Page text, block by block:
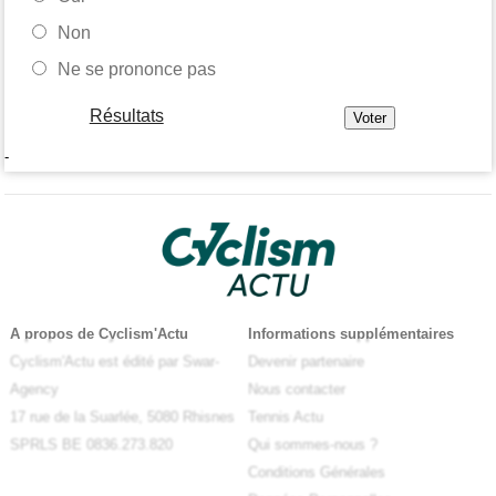
Non
Ne se prononce pas
Résultats
-
A propos de Cyclism'Actu
Cyclism'Actu est édité par Swar-
Agency
17 rue de la Suarlée, 5080 Rhisnes
SPRLS BE 0836.273.820
Informations supplémentaires
Devenir partenaire
Nous contacter
Tennis Actu
Qui sommes-nous ?
Conditions Générales